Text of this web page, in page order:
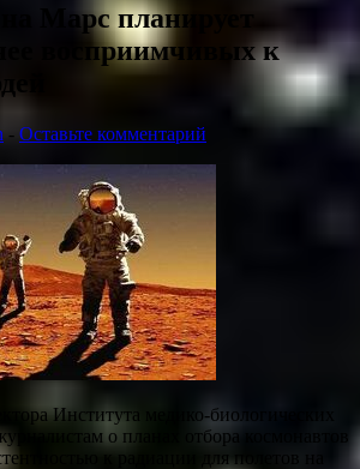
Марс планирует
восприимчивых к
- Оставьте комментарий
Института медико-биологических
о планах отбора космонавтов
к радиации для полетов на